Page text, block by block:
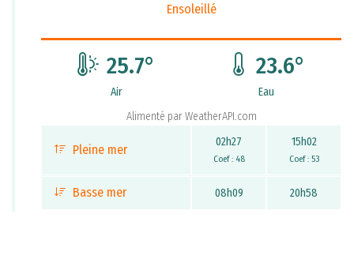
Ensoleillé
25.7°
Air
23.6°
Eau
Alimenté parWeatherAPI.com
Pleine mer
02h27
Coef : 48
15h02
Coef : 53
Basse mer 08h09 20h58